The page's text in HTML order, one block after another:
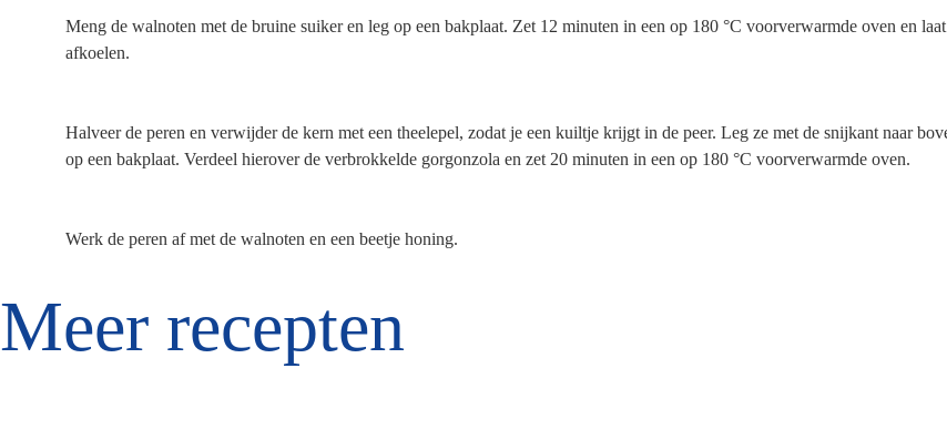
Meng de walnoten met de bruine suiker en leg op een bakplaat. Zet 12 minuten in een op 180 °C voorverwarmde oven en laat
afkoelen.
Halveer de peren en verwijder de kern met een theelepel, zodat je een kuiltje krijgt in de peer. Leg ze met de snijkant naar
op een bakplaat. Verdeel hierover de verbrokkelde gorgonzola en zet 20 minuten in een op 180 °C voorverwarmde oven.
Werk de peren af met de walnoten en een beetje honing.
Meer recepten